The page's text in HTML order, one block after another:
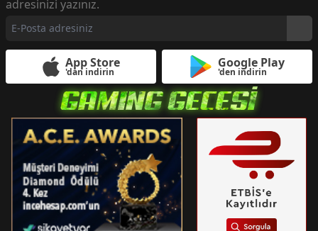
adresinizi yazınız.
App Store
'dan indirin
Google Play
'den indirin